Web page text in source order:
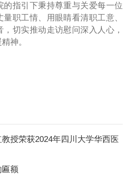
的指引下秉持尊重与关爱每一位
职工情、用眼睛看清职工意、
切实推动走访慰问深入人心，
神。
授荣获2024年四川大学华西医
匾额